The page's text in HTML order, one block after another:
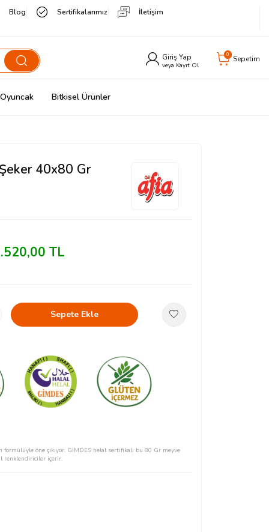
Blog Sertifikalarımız
İletişim
Giriş Yap
veya Kayıt Ol
0 Sepetim
Bitkisel Ürünler
40x80 Gr
TL
Sepete Ekle
öne çıkıyor. GİMDES helal sertifikalı bu 80 Gr meyve
renklendiriciler içerir.